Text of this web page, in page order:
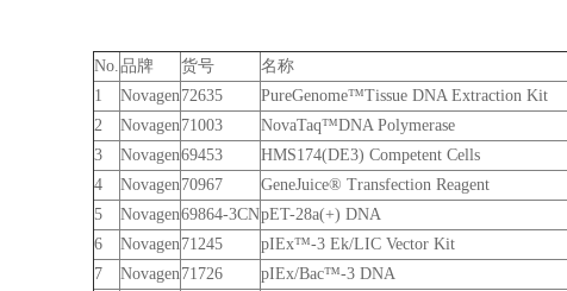
No.品牌 货号 名称
1
Novagen72635 PureGenome™Tissue DNA Extraction Kit
2
Novagen71003 NovaTaq™DNA Polymerase
3
Novagen69453 HMS174(DE3) Competent Cells
4
Novagen70967 GeneJuice® Transfection Reagent
5
Novagen69864-3CNpET-28a(+) DNA
6
Novagen71245 pIEx™-3 Ek/LIC Vector Kit
7
Novagen71726 pIEx/Bac™-3 DNA